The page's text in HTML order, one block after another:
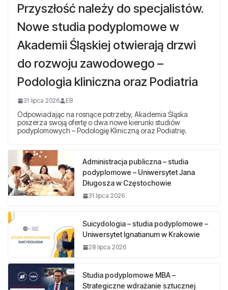
Przyszłość należy do specjalistów.
Nowe studia podyplomowe w
Akademii Śląskiej otwierają drzwi
do rozwoju zawodowego –
Podologia kliniczna oraz Podiatria
31 lipca 2026 EB
Odpowiadając na rosnące potrzeby, Akademia Śląska
poszerza swoją ofertę o dwa nowe kierunki studiów
podyplomowych – Podologię Kliniczną oraz Podiatrię.
Administracja publiczna – studia
podyplomowe – Uniwersytet Jana
Długosza w Częstochowie
31 lipca 2026
Suicydologia – studia podyplomowe –
Uniwersytet Ignatianum w Krakowie
28 lipca 2026
Studia podyplomowe MBA –
Strategiczne wdrażanie sztucznej